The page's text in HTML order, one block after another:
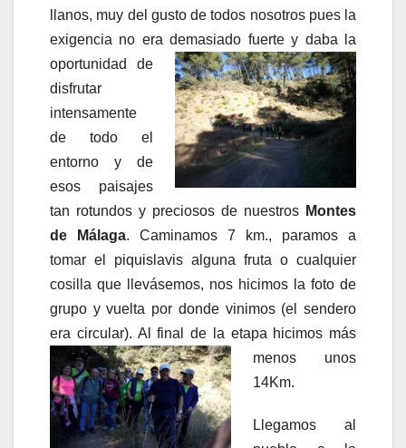
llanos, muy del gusto de todos nosotros pues la
exigencia no era demasiado fuerte y daba la
oportunidad de
disfrutar
intensamente
de todo el
entorno y de
esos paisajes
tan rotundos y preciosos de nuestros Montes
de Málaga. Caminamos 7 km., paramos a
tomar el piquislavis alguna fruta o cualquier
cosilla que llevásemos, nos hicimos la foto de
grupo y vuelta por donde vinimos (el sendero
era circular). Al final de la etapa hicimos más
menos unos
14Km.
Llegamos al